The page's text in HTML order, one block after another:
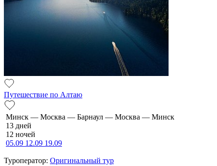
Путешествие по Алтаю
Минск — Москва — Барнаул — Москва — Минск
13 дней
12 ночей
05.09 12.09 19.09
Туроператор: Оригинальный тур